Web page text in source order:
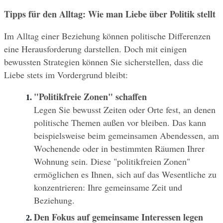
Tipps für den Alltag: Wie man Liebe über Politik stellt
Im Alltag einer Beziehung können politische Differenzen
eine Herausforderung darstellen. Doch mit einigen
bewussten Strategien können Sie sicherstellen, dass die
Liebe stets im Vordergrund bleibt:
"Politikfreie Zonen" schaffen
Legen Sie bewusst Zeiten oder Orte fest, an denen
politische Themen außen vor bleiben. Das kann
beispielsweise beim gemeinsamen Abendessen, am
Wochenende oder in bestimmten Räumen Ihrer
Wohnung sein. Diese "politikfreien Zonen"
ermöglichen es Ihnen, sich auf das Wesentliche zu
konzentrieren: Ihre gemeinsame Zeit und
Beziehung.
Den Fokus auf gemeinsame Interessen legen